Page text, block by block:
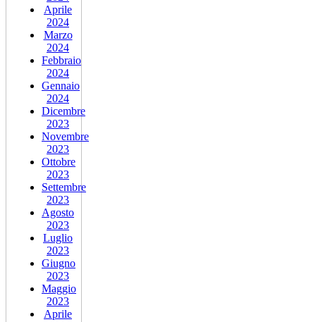
Aprile
2024
Marzo
2024
Febbraio
2024
Gennaio
2024
Dicembre
2023
Novembre
2023
Ottobre
2023
Settembre
2023
Agosto
2023
Luglio
2023
Giugno
2023
Maggio
2023
Aprile